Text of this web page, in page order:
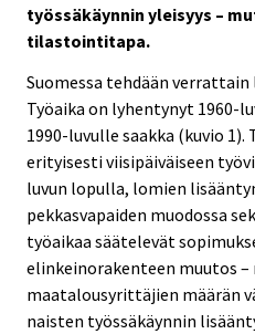
työssäkäynnin yleisyys –
tilastointitapa.
Suomessa tehdään
Työaika on lyhentynyt 1960-
1990-luvulle saakka (kuvio
erityisesti viisipäiväiseen
luvun lopulla, lomien
pekkasvapaiden muodossa
työaikaa säätelevät
elinkeinorakenteen muutos –
maatalousyrittäjien määrän
naisten työssäkäynnin